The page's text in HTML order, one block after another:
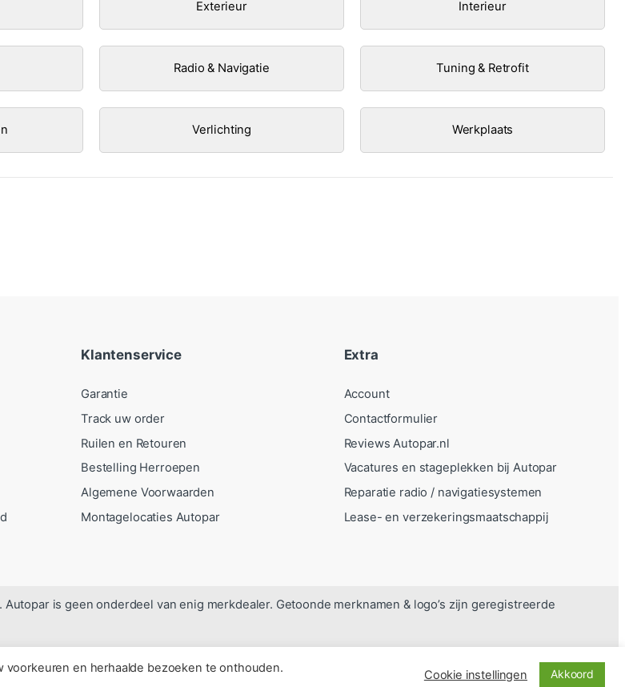
Exterieur Interieur
Radio & Navigatie Tuning & Retrofit
Verlichting Werkplaats
op populariteit
Klantenservice
Garantie
Track uw order
Ruilen en Retouren
Bestelling Herroepen
Algemene Voorwaarden
Montagelocaties Autopar
Extra
Account
Contactformulier
Reviews Autopar.nl
Vacatures en stageplekken bij Autopar
Reparatie radio / navigatiesystemen
Lease- en verzekeringsmaatschappij
is geen onderdeel van enig merkdealer. Getoonde merknamen & logo’s zijn geregistreerde
en herhaalde bezoeken te onthouden.
Cookie instellingen Akkoord